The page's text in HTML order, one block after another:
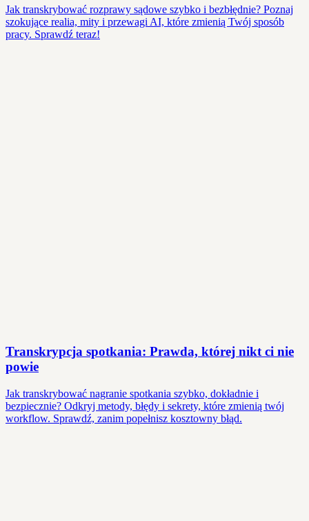
Jak transkrybować rozprawy sądowe szybko i bezbłędnie? Poznaj
szokujące realia, mity i przewagi AI, które zmienią Twój sposób
pracy. Sprawdź teraz!
Transkrypcja spotkania: Prawda, której nikt ci nie
powie
Jak transkrybować nagranie spotkania szybko, dokładnie i
bezpiecznie? Odkryj metody, błędy i sekrety, które zmienią twój
workflow. Sprawdź, zanim popełnisz kosztowny błąd.